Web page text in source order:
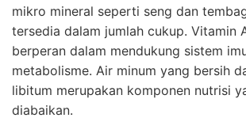
mikro mineral seperti seng dan
tersedia dalam jumlah cukup. Vitamin
berperan dalam mendukung sistem
metabolisme. Air minum yang bersih
libitum merupakan komponen nutrisi
diabaikan.